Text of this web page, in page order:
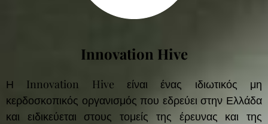
Innovation Hive
Η Innovation Hive είναι ένας ιδιωτικός μη
κερδοσκοπικός οργανισμός που εδρεύει στην Ελλάδα
και ειδικεύεται στους τομείς της έρευνας και της